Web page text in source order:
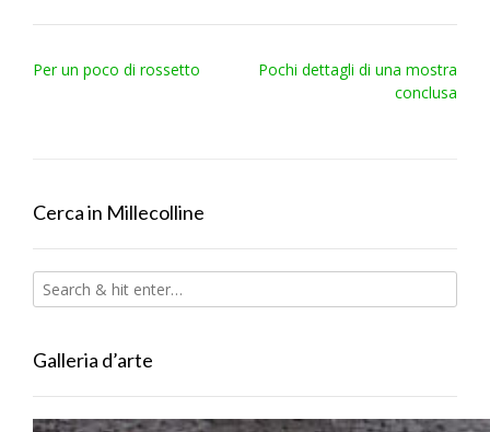
Post
Per un poco di rossetto
Pochi dettagli di una mostra
conclusa
Cerca in Millecolline
Galleria d’arte